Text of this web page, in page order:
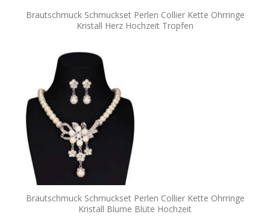
Brautschmuck Schmuckset Perlen Collier Kette Ohrringe
Kristall Herz Hochzeit Tropfen
Brautschmuck Schmuckset Perlen Collier Kette Ohrringe
Kristall Blume Blüte Hochzeit